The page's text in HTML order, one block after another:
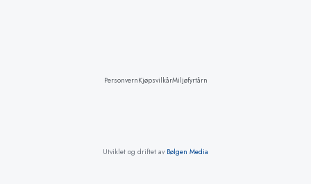
Utviklet og driftet av Bølgen Media
PersonvernKjøpsvilkårMiljøfyrtårn